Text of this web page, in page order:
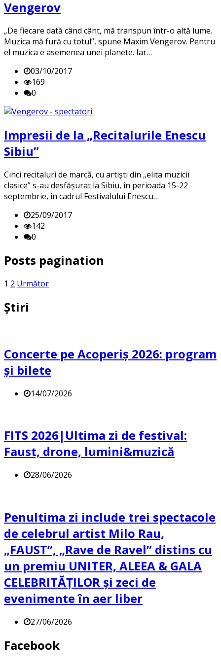
Vengerov
„De fiecare dată când cânt, mă transpun într-o altă lume.
Muzica mă fură cu totul”, spune Maxim Vengerov. Pentru
el muzica e asemenea unei planete. Iar…
03/10/2017
169
0
Impresii de la „Recitalurile Enescu
Sibiu”
Cinci recitaluri de marcă, cu artiști din „elita muzicii
clasice” s-au desfășurat la Sibiu, în perioada 15-22
septembrie, în cadrul Festivalului Enescu…
25/09/2017
142
0
Posts pagination
1 2 Următor
Știri
Concerte pe Acoperiș 2026: program
și bilete
14/07/2026
FITS 2026|Ultima zi de festival:
Faust, drone, lumini&muzică
28/06/2026
Penultima zi include trei spectacole
de celebrul artist Milo Rau,
„FAUST”, „Rave de Ravel” distins cu
un premiu UNITER, ALEEA & GALA
CELEBRITĂȚILOR și zeci de
evenimente în aer liber
27/06/2026
Facebook